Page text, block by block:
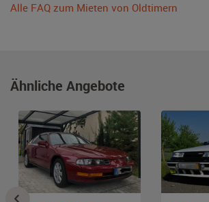
Alle FAQ zum Mieten von Oldtimern
Ähnliche Angebote